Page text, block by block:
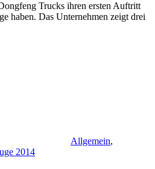
Trucks ihren ersten Auftritt
haben. Das Unternehmen zeigt drei
Allgemein,
2014